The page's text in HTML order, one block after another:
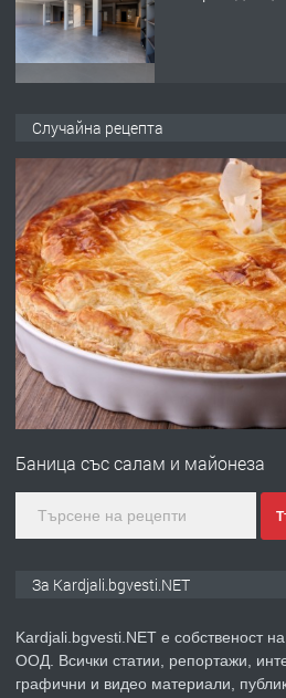
ПРЕДЛАГА
ПРЕДЛАГА
Заведение /
Чакаларово,
ПРЕДЛАГА
Гараж под
Кърджали
ПРЕДЛАГА
на язовир
село Гняздово.
Курс
Случайна рецепта
Баница със салам и майонеза
За Kardjali.bgvesti.NET
Kardjali.bgvesti.NET е
ООД. Всички статии, репортажи,
графични и видео материали,